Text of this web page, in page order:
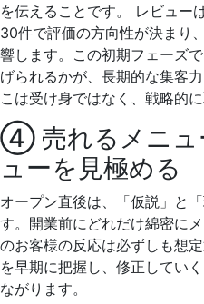
を伝えることです。 レビュー
30件で評価の方向性が決まり
響します。この初期フェーズ
げられるかが、長期的な集客
こは受け身ではなく、戦略的
④ 売れるメニュ
ューを見極める
オープン直後は、「仮説」と
す。開業前にどれだけ綿密に
のお客様の反応は必ずしも想
を早期に把握し、修正してい
ながります。